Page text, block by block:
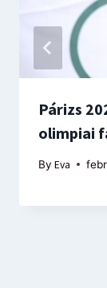
Párizs
olimpiai
By Eva